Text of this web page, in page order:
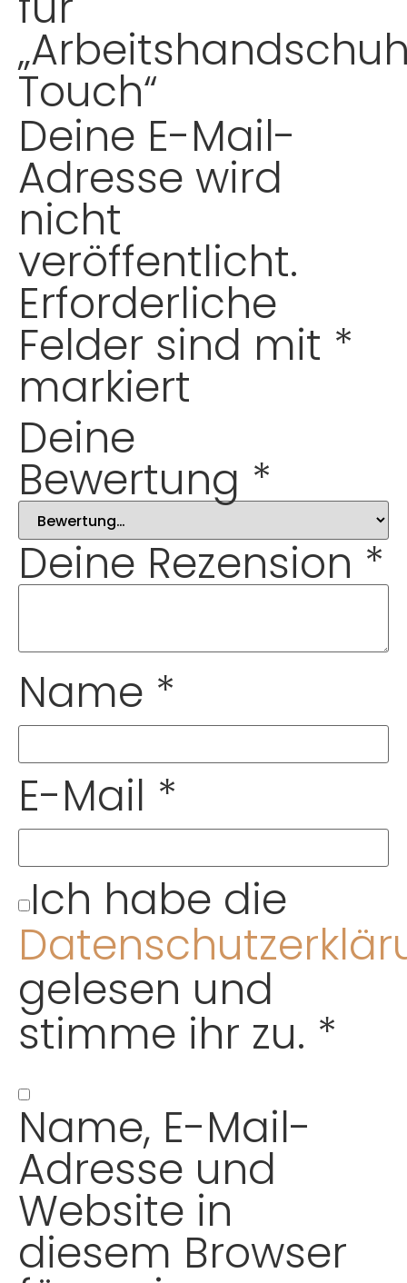
Touch“
Deine E-Mail-
Adresse wird
nicht
veröffentlicht.
Erforderliche
Felder sind mit *
markiert
Deine
Bewertung *
Deine Rezension *
Name *
E-Mail *
Ich habe die
gelesen und
stimme ihr zu. *
Name, E-Mail-
Adresse und
Website in
diesem Browser